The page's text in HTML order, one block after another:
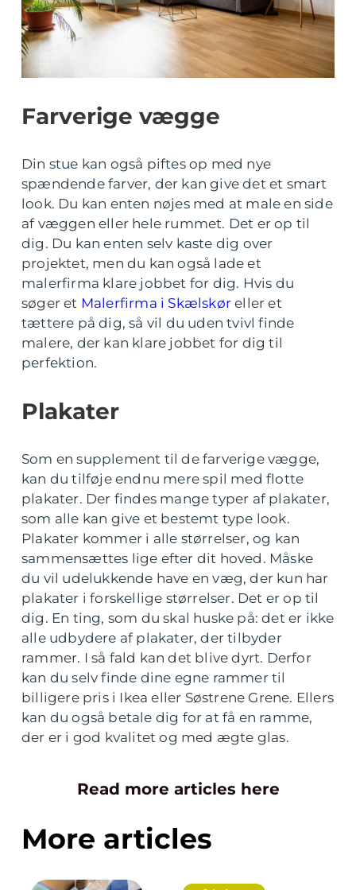
Farverige vægge
Din stue kan også piftes op med nye
spændende farver, der kan give det et smart
look. Du kan enten nøjes med at male en side
af væggen eller hele rummet. Det er op til
dig. Du kan enten selv kaste dig over
projektet, men du kan også lade et
malerfirma klare jobbet for dig. Hvis du
søger et Malerfirma i Skælskør eller et
tættere på dig, så vil du uden tvivl finde
malere, der kan klare jobbet for dig til
perfektion.
Plakater
Som en supplement til de farverige vægge,
kan du tilføje endnu mere spil med flotte
plakater. Der findes mange typer af plakater,
som alle kan give et bestemt type look.
Plakater kommer i alle størrelser, og kan
sammensættes lige efter dit hoved. Måske
du vil udelukkende have en væg, der kun har
plakater i forskellige størrelser. Det er op til
dig. En ting, som du skal huske på: det er ikke
alle udbydere af plakater, der tilbyder
rammer. I så fald kan det blive dyrt. Derfor
kan du selv finde dine egne rammer til
billigere pris i Ikea eller Søstrene Grene. Ellers
kan du også betale dig for at få en ramme,
der er i god kvalitet og med ægte glas.
Read more articles here
More articles